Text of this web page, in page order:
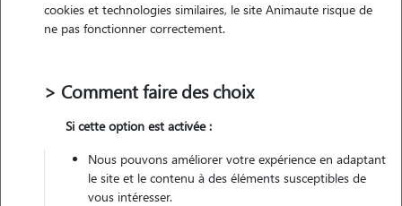
Bouvier Suisse.
mais il ne faut pas se fier aux apparences. Il est avant tout un chien
intimidant et dissuasif auprès des personnes étrangères.
Si vous souhaitez en savoir plus sur Bouvier Bernois, il est important
de bien connaître cette race sur différents points :
cookies et technologies similaires, le site Animaute risque de
ne pas fonctionner correctement.
> Comment faire des choix
Si cette option est activée :
Nous pouvons améliorer votre expérience en adaptant
le site et le contenu à des éléments susceptibles de
vous intéresser.